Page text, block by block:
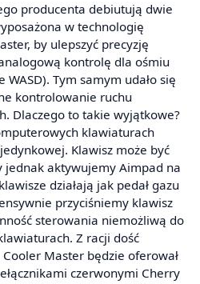
producenta debiutują dwie
w technologię
by ulepszyć precyzję
kontrolę dla ośmiu
Tym samym udało się
kontrolowanie ruchu
Dlaczego to takie wyjątkowe?
klawiaturach
Klawisz może być
jednak aktywujemy Aimpad na
działają jak pedał gazu
przyciśniemy klawisz
sterowania niemożliwą do
Z racji dość
Master będzie oferował
czerwonymi Cherry